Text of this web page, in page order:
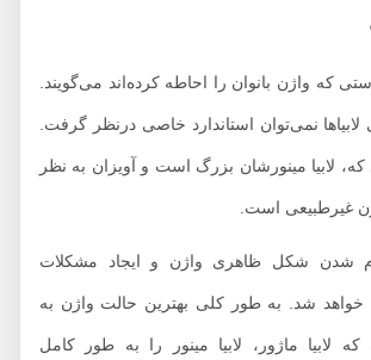
که واژن بانوان را احاطه کرده‌اند می‌گویند.
نمی‌توان استاندارد خاصی درنظر گرفت.
مینورشان بزرگ است و آویزان به نظر
است.
شکل ظاهری واژن و ایجاد مشکلات
شد. به طور کلی بهترین حالت واژن به
ماژور، لابیا مینور را به طور کامل